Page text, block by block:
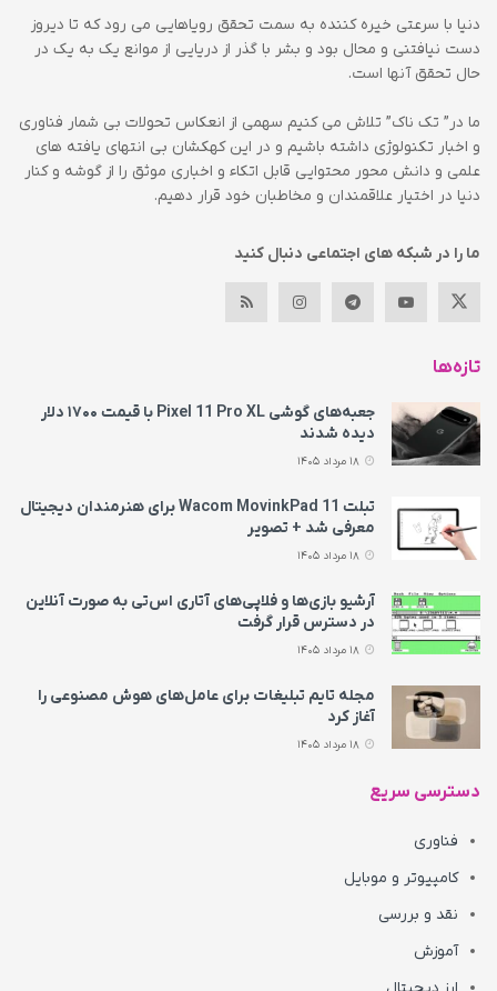
دنیا با سرعتی خیره کننده به سمت تحقق رویاهایی می رود که تا دیروز
دست نیافتنی و محال بود و بشر با گذر از دریایی از موانع یک به یک در
حال تحقق آنها است.
ما در” تک ناک” تلاش می کنیم سهمی از انعکاس تحولات بی شمار فناوری
و اخبار تکنولوژی داشته باشیم و در این کهکشان بی انتهای یافته های
علمی و دانش محور محتوایی قابل اتکاء و اخباری موثق را از گوشه و کنار
دنیا در اختیار علاقمندان و مخاطبان خود قرار دهیم.
ما را در شبکه های اجتماعی دنبال کنید
تازه‌ها
جعبه‌های گوشی Pixel 11 Pro XL با قیمت ۱۷۰۰ دلار
دیده شدند
تبلت Wacom MovinkPad 11 برای هنرمندان دیجیتال
معرفی شد + تصویر
آرشیو بازی‌ها و فلاپی‌های آتاری اس‌تی به‌ صورت آنلاین
در دسترس قرار گرفت
مجله تایم تبلیغات برای عامل‌های هوش مصنوعی را
آغاز کرد
دسترسی سریع
فناوری
کامپیوتر و موبایل
نقد و بررسی
آموزش